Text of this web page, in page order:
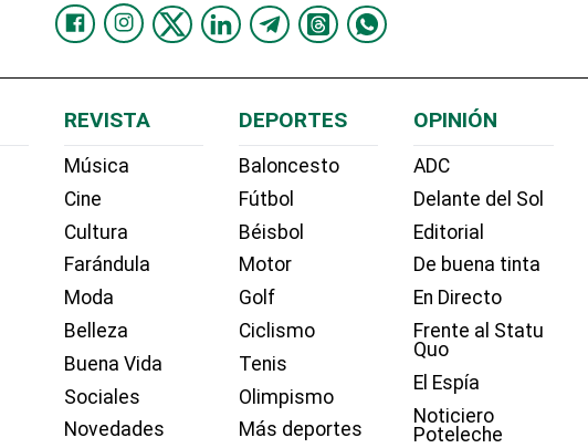
REVISTA
Música
Cine
Cultura
Farándula
Moda
Belleza
Buena Vida
Sociales
Novedades
DEPORTES
Baloncesto
Fútbol
Béisbol
Motor
Golf
Ciclismo
Tenis
Olimpismo
Más deportes
OPINIÓN
ADC
Delante del Sol
Editorial
De buena tinta
En Directo
Frente al Statu
Quo
El Espía
Noticiero
Poteleche